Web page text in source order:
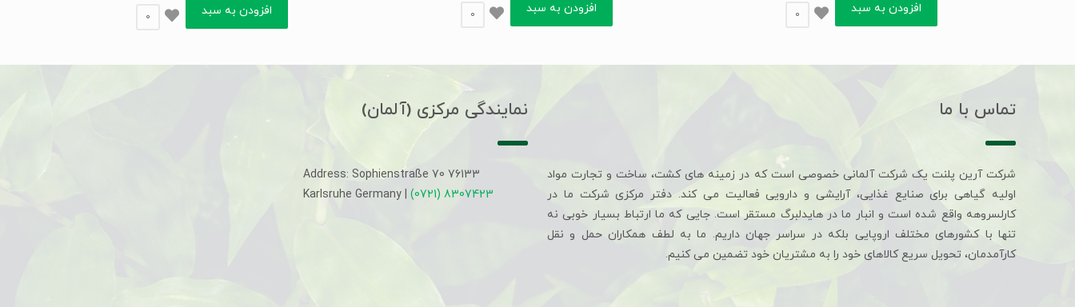
افزودن به سبد 0 افزودن به سبد 0 افزودن به سبد 0
تماس با ما
شرکت آرین پلنت یک شرکت آلمانی خصوصی است که در زمینه های کشت، ساخت و تجارت مواد
اولیه گیاهی برای صنایع غذایی، آرایشی و دارویی فعالیت می کند. دفتر مرکزی شرکت ما در
کارلسروهه واقع شده است و انبار ما در هایدلبرگ مستقر است. جایی که ما ارتباط بسیار خوبی نه
تنها با کشورهای مختلف اروپایی بلکه در سراسر جهان داریم. ما به لطف همکاران حمل و نقل
کارآمدمان، تحویل سریع کالاهای خود را به مشتریان خود تضمین می کنیم.
نمایندگی مرکزی (آلمان)
Address: Sophienstraße 70 76133
Karlsruhe Germany | (0721) 8307423